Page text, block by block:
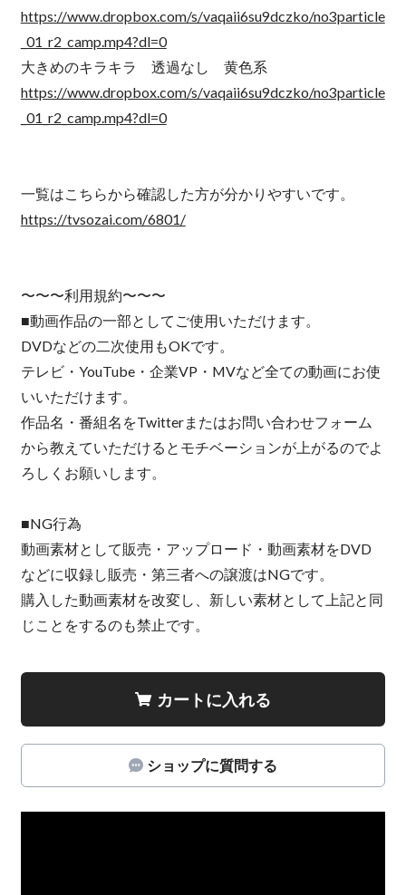
https://www.dropbox.com/s/vaqaii6su9dczko/no3particle
_01_r2_camp.mp4?dl=0
大きめのキラキラ 透過なし 黄色系
https://www.dropbox.com/s/vaqaii6su9dczko/no3particle
_01_r2_camp.mp4?dl=0
一覧はこちらから確認した方が分かりやすいです。
https://tvsozai.com/6801/
〜〜〜利用規約〜〜〜
■動画作品の一部としてご使用いただけます。
DVDなどの二次使用もOKです。
テレビ・YouTube・企業VP・MVなど全ての動画にお使
いいただけます。
作品名・番組名をTwitterまたはお問い合わせフォーム
から教えていただけるとモチベーションが上がるのでよ
ろしくお願いします。
■NG行為
動画素材として販売・アップロード・動画素材をDVD
などに収録し販売・第三者への譲渡はNGです。
購入した動画素材を改変し、新しい素材として上記と同
じことをするのも禁止です。
カートに入れる
ショップに質問する